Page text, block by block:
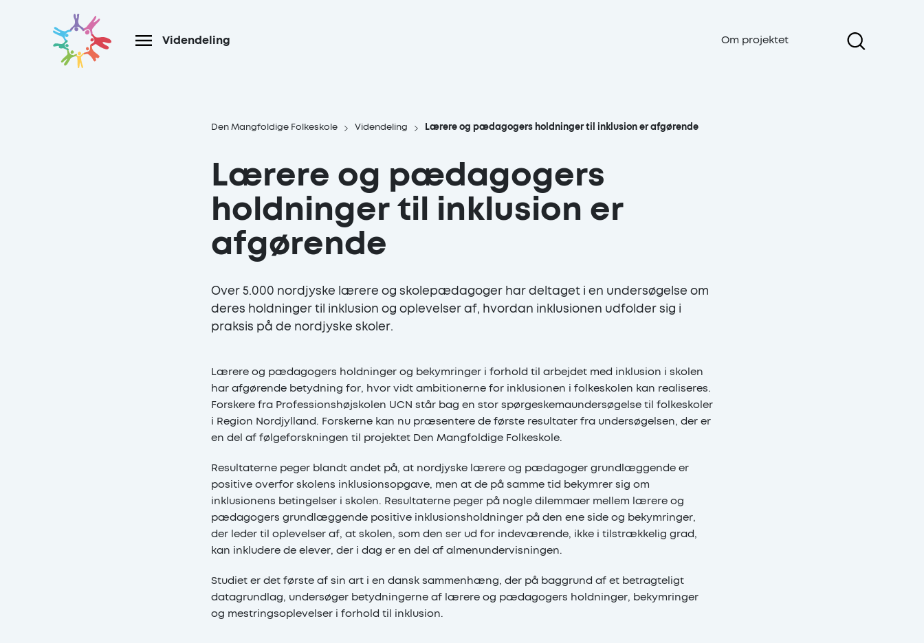
Videndeling Om projektet
Den Mangfoldige Folkeskole Videndeling Lærere og pædagogers holdninger til inklusion er afgørende
Lærere og pædagogers
holdninger til inklusion er
afgørende
Over 5.000 nordjyske lærere og skolepædagoger har deltaget i en undersøgelse om
deres holdninger til inklusion og oplevelser af, hvordan inklusionen udfolder sig i
praksis på de nordjyske skoler.
Lærere og pædagogers holdninger og bekymringer i forhold til arbejdet med inklusion i skolen
har afgørende betydning for, hvor vidt ambitionerne for inklusionen i folkeskolen kan realiseres.
Forskere fra Professionshøjskolen UCN står bag en stor spørgeskemaundersøgelse til folkeskoler
i Region Nordjylland. Forskerne kan nu præsentere de første resultater fra undersøgelsen, der er
en del af følgeforskningen til projektet Den Mangfoldige Folkeskole.
Resultaterne peger blandt andet på, at nordjyske lærere og pædagoger grundlæggende er
positive overfor skolens inklusionsopgave, men at de på samme tid bekymrer sig om
inklusionens betingelser i skolen. Resultaterne peger på nogle dilemmaer mellem lærere og
pædagogers grundlæggende positive inklusionsholdninger på den ene side og bekymringer,
der leder til oplevelser af, at skolen, som den ser ud for indeværende, ikke i tilstrækkelig grad,
kan inkludere de elever, der i dag er en del af almenundervisningen.
Studiet er det første af sin art i en dansk sammenhæng, der på baggrund af et betragteligt
datagrundlag, undersøger betydningerne af lærere og pædagogers holdninger, bekymringer
og mestringsoplevelser i forhold til inklusion.